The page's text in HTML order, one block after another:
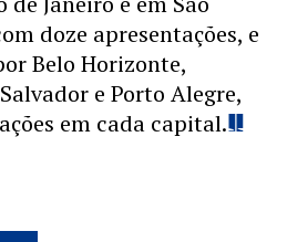
doze apresentações, e
Belo Horizonte,
e Porto Alegre,
em cada capital.